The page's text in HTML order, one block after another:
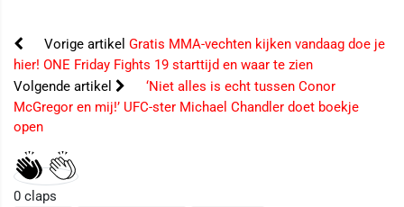
Vorige artikel Gratis MMA-vechten kijken vandaag doe je
hier! ONE Friday Fights 19 starttijd en waar te zien
Volgende artikel
‘Niet alles is echt tussen Conor
McGregor en mij!’ UFC-ster Michael Chandler doet boekje
open
0 claps